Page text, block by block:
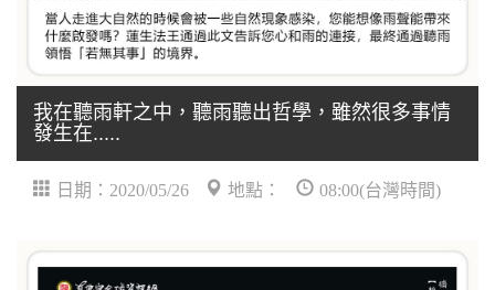
我在聽雨軒之中，聽雨聽出哲學，雖然很多事情
發生在.....
日期：2020/05/26 地點： 08:00(台灣時間)